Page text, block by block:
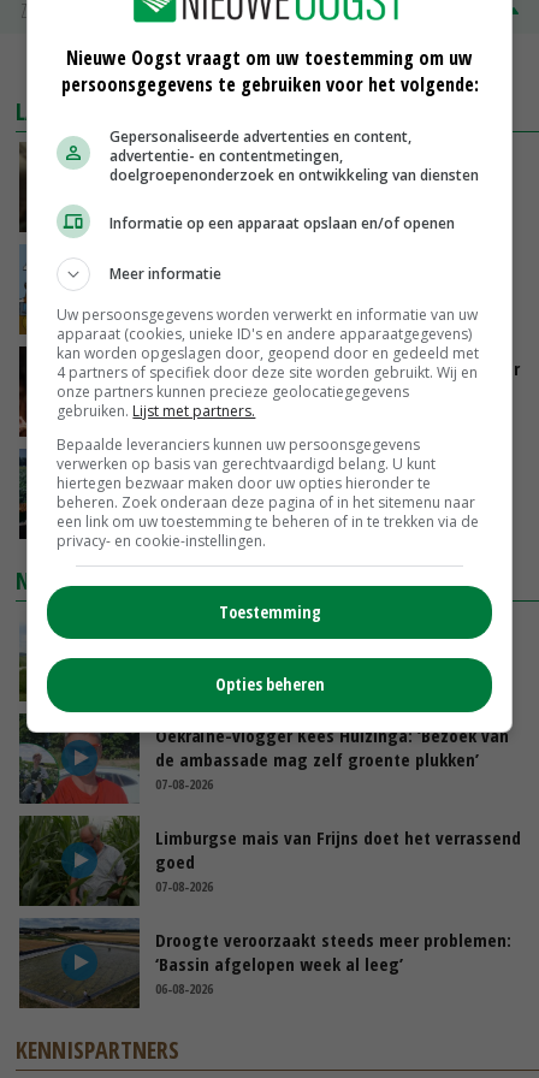
Zuivel NL € 345,00
MEER MARKTPRIJZEN
LAATSTE NIEUWS
‘Samenwerking A-ware en Amalthea gaat
zorgen voor meer balans’
Internationale vraag naar geitenzuivel blijft
GISTEREN, 15:33
Vlaamse varkensstapel krimpt, pluimveesector
groeit door schaalvergroting
GISTEREN, 15:20
‘Cijfer jezelf niet weg en doe vooral ook waar
je gelukkig van wordt’
GISTEREN, 13:31
NIEUWSTE VIDEO'S
GISTEREN, 10:00
Oekraïne-vlogger Kees Huizinga: ‘Bezoek van
de ambassade mag zelf groente plukken’
07-08-2026
Limburgse mais van Frijns doet het verrassend
goed
07-08-2026
Droogte veroorzaakt steeds meer problemen:
‘Bassin afgelopen week al leeg’
06-08-2026
KENNISPARTNERS
Nieuwe Oogst vraagt om uw toestemming om uw
persoonsgegevens te gebruiken voor het volgende:
Gepersonaliseerde advertenties en content,
advertentie- en contentmetingen,
doelgroepenonderzoek en ontwikkeling van diensten
Informatie op een apparaat opslaan en/of openen
Meer informatie
Uw persoonsgegevens worden verwerkt en informatie van uw
apparaat (cookies, unieke ID's en andere apparaatgegevens)
kan worden opgeslagen door, geopend door en gedeeld met
4 partners of specifiek door deze site worden gebruikt. Wij en
onze partners kunnen precieze geolocatiegegevens
gebruiken. Lijst met partners.
Bepaalde leveranciers kunnen uw persoonsgegevens
verwerken op basis van gerechtvaardigd belang. U kunt
hiertegen bezwaar maken door uw opties hieronder te
beheren. Zoek onderaan deze pagina of in het sitemenu naar
een link om uw toestemming te beheren of in te trekken via de
privacy- en cookie-instellingen.
Toestemming
Opties beheren